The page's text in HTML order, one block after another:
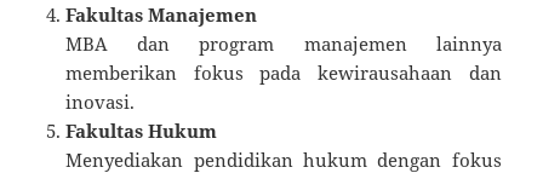
Fakultas Manajemen
MBA dan program manajemen lainnya
memberikan fokus pada kewirausahaan dan
inovasi.
Fakultas Hukum
Menyediakan pendidikan hukum dengan fokus